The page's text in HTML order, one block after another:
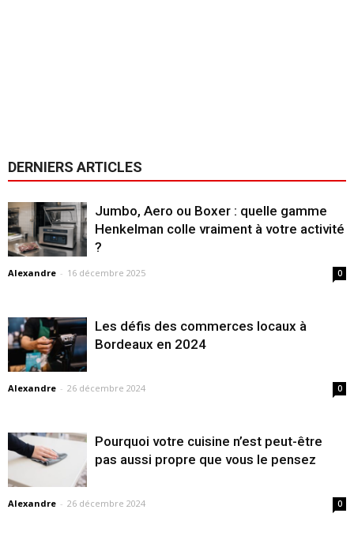
DERNIERS ARTICLES
Jumbo, Aero ou Boxer : quelle gamme
Henkelman colle vraiment à votre activité
?
Alexandre - 16 décembre 2025 0
Les défis des commerces locaux à
Bordeaux en 2024
Alexandre - 26 décembre 2024 0
Pourquoi votre cuisine n’est peut-être
pas aussi propre que vous le pensez
Alexandre - 26 décembre 2024 0